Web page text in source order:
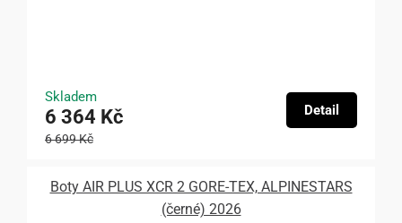
Skladem
6 364 Kč
6 699 Kč
Detail
Boty AIR PLUS XCR 2 GORE-TEX, ALPINESTARS
(černé) 2026